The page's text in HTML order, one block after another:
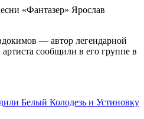
— автор легендарной
сообщили в его группе в
Белый Колодезь и Устиновку